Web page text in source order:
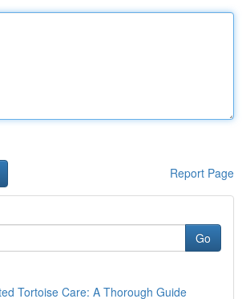
Report Page
Go
Tortoise Care: A Thorough Guide